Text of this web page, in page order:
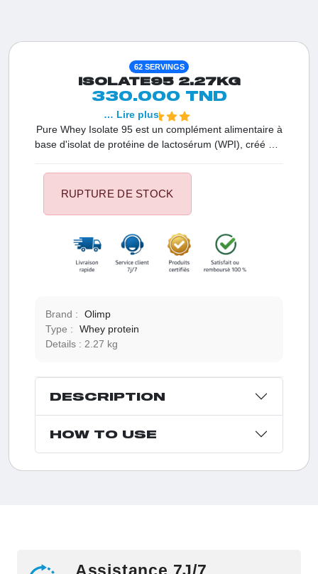
62 SERVINGS
ISOLATE95 2.27KG
330.000 TND
Pure Whey Isolate 95 est un complément alimentaire à
base d'isolat de protéine de lactosérum (WPI), créé par
Laboratories en utilisant la technologie de pointe
CFM®. Grâce à un procédé de microfiltration innovant,
niveau élevé de résistance à la dénaturation et
maintient une activité fonctionnelle. Avec sa
concentration élevée en acides aminés, ce produit
vous assure un soutien supplémentaire.
… Lire plus
RUPTURE DE STOCK
Brand :
Olimp
Type :
Whey protein
Details :
2.27 kg
DESCRIPTION
HOW TO USE